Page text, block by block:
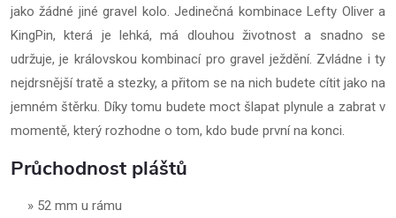
jako žádné jiné gravel kolo. Jedinečná kombinace Lefty Oliver a
KingPin, která je lehká, má dlouhou životnost a snadno se
udržuje, je královskou kombinací pro gravel ježdění. Zvládne i ty
nejdrsnější tratě a stezky, a přitom se na nich budete cítit jako na
jemném štěrku. Díky tomu budete moct šlapat plynule a zabrat v
momentě, který rozhodne o tom, kdo bude první na konci.
Průchodnost pláštů
52 mm u rámu